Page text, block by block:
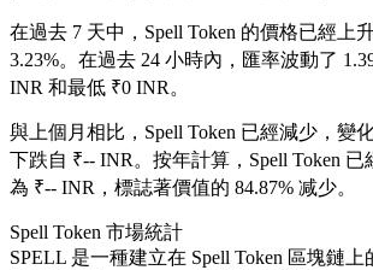
多種以USDC結算的永續合約
在過去 7 天中，Spell Token 的價格已經上
3.23%。 在過去 24 小時內，匯率波動了
INR 和最低 ₹0 INR。
與上個月相比，Spell Token 已經減少，變化
下跌自 ₹-- INR。 按年計算，Spell Token
為 ₹-- INR，標誌著價值的 84.87% 减少。
Spell Token 市場統計
SPELL 是一種建立在 Spell Token 區塊鏈